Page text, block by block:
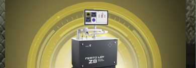
since 2000
24년의 풍부한 경험